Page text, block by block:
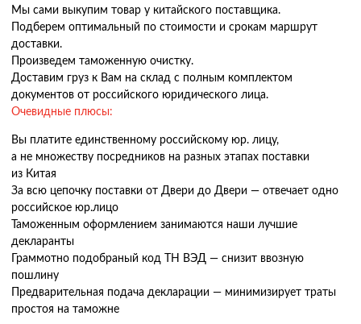
Мы сами выкупим товар у китайского поставщика.
Подберем оптимальный по стоимости и срокам маршрут
доставки.
Произведем таможенную очистку.
Доставим груз к Вам на склад с полным комплектом
документов от российского юридического лица.
Очевидные плюсы:
Вы платите единственному российскому юр. лицу,
а не множеству посредников на разных этапах поставки
из Китая
За всю цепочку поставки от Двери до Двери — отвечает одно
российское юр.лицо
Таможенным оформлением занимаются наши лучшие
декларанты
Граммотно подобраный код ТН ВЭД — снизит ввозную
пошлину
Предварительная подача декларации — минимизирует траты
простоя на таможне